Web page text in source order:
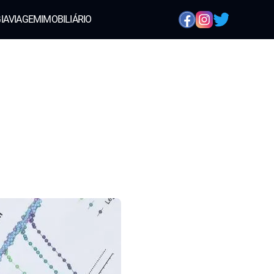
VIAGEMIMOBILIÁRIO